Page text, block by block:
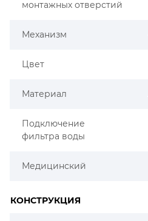
монтажных отверстий
Механизм
Цвет
Материал
Подключение
фильтра воды
Медицинский
КОНСТРУКЦИЯ